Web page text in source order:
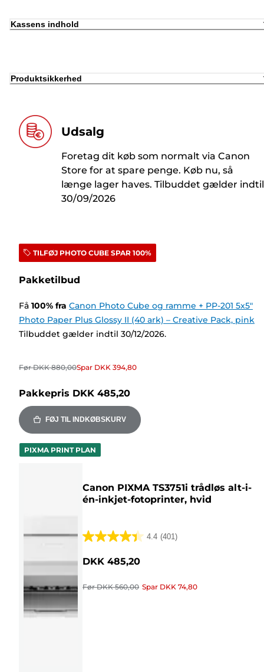
Kassens indhold
Produktsikkerhed
Udsalg
Foretag dit køb som normalt via Canon
Store for at spare penge. Køb nu, så
længe lager haves. Tilbuddet gælder indtil
30/09/2026
TILFØJ PHOTO CUBE SPAR 100%
Pakketilbud
Få 100% fra Canon Photo Cube og ramme + PP-201 5x5"
Photo Paper Plus Glossy II (40 ark) – Creative Pack, pink
Tilbuddet gælder indtil 30/12/2026.
FørDKK 880,00Spar DKK 394,80
Pakkepris DKK 485,20
FØJ TIL INDKØBSKURV
PIXMA PRINT PLAN
Canon PIXMA TS3751i trådløs alt-i-
én-inkjet-fotoprinter, hvid
4.4 (401)
4.4
ud
5
DKK 485,20
FørDKK 560,00 Spar DKK 74,80